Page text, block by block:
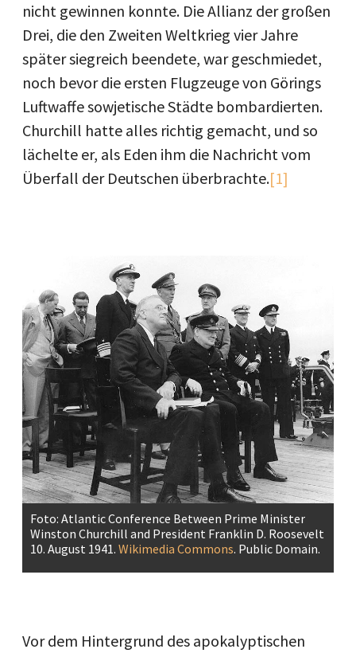
nicht gewinnen konnte. Die Allianz der großen
Drei, die den Zweiten Weltkrieg vier Jahre
später siegreich beendete, war geschmiedet,
noch bevor die ersten Flugzeuge von Görings
Luftwaffe sowjetische Städte bombardierten.
Churchill hatte alles richtig gemacht, und so
lächelte er, als Eden ihm die Nachricht vom
Überfall der Deutschen überbrachte.[1]
Foto: Atlantic Conference Between Prime Minister
Winston Churchill and President Franklin D. Roosevelt
10. August 1941. Wikimedia Commons. Public Domain.
Vor dem Hintergrund des apokalyptischen